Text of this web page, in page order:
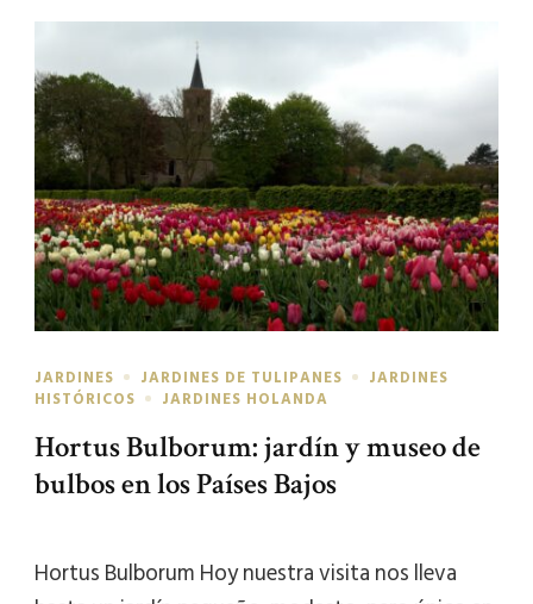
JARDINES JARDINES DE TULIPANES
JARDINES
HISTÓRICOS
JARDINES HOLANDA
Hortus Bulborum: jardín y museo de
bulbos en los Países Bajos
Hortus Bulborum Hoy nuestra visita nos lleva